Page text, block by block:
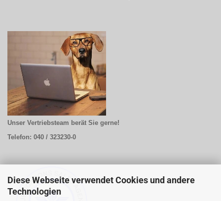
Diese Webseite verwendet Cookies und andere
Technologien
Unser Vertriebsteam berät Sie gerne!
Telefon: 040 / 323230-0